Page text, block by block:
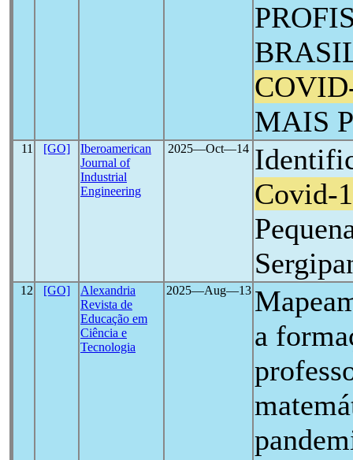
MAIS
11 [GO]
Iberoamerican
Journal of
Industrial
Engineering
2025―Oct―14
Covid-
12 [GO]
Alexandria
Revista de
Educação em
Ciência e
Tecnologia
2025―Aug―13
a